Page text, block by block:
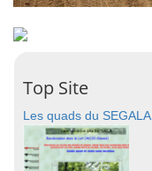
Top Site
Les quads du